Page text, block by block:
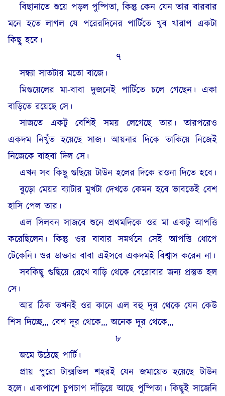
বিছানাতে শুয়ে পড়ল পুষ্পিতা, কিন্তু কেন যেন তার বারবার
মনে হতে লাগল যে পরেরদিনের পার্টিতে খুব খারাপ একটা
কিছু হবে।
৭
সন্ধ্যা সাতটার মতো বাজে।
মিগুয়েলের মা-বাবা দুজনেই পার্টিতে চলে গেছেন। একা
বাড়িতে রয়েছে সে।
সাজতে একটু বেশিই সময় লেগেছে তার। তারপরেও
একদম নিখুঁত হয়েছে সাজ। আয়নার দিকে তাকিয়ে নিজেই
নিজেকে বাহবা দিল সে।
এখন সব কিছু গুছিয়ে টাউন হলের দিকে রওনা দিতে হবে।
বুড়ো মেয়র ব্যাটার মুখটা দেখতে কেমন হবে ভাবতেই বেশ
হাসি পেল তার।
এল সিলবন সাজবে শুনে প্রথমদিকে ওর মা একটু আপত্তি
করেছিলেন। কিন্তু ওর বাবার সমর্থনে সেই আপত্তি ধোপে
টেকেনি। ওর ডাক্তার বাবা এইসবে একদমই বিশ্বাস করেন না।
সবকিছু গুছিয়ে রেখে বাড়ি থেকে বেরোবার জন্য প্রস্তুত হল
সে।
আর ঠিক তখনই ওর কানে এল বহু দূর থেকে যেন কেউ
শিস দিচ্ছে… বেশ দূর থেকে… অনেক দূর থেকে…
৮
জমে উঠেছে পার্টি।
প্রায় পুরো টাক্সভিল শহরই যেন জমায়েত হয়েছে টাউন
হলে। একপাশে চুপচাপ দাঁড়িয়ে আছে পুষ্পিতা। কিছুই সাজেনি